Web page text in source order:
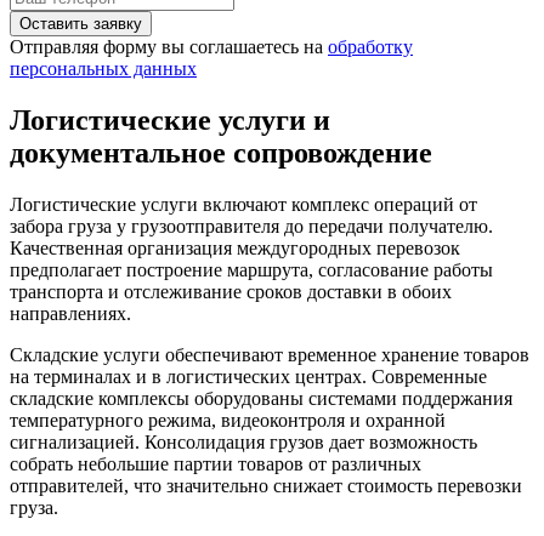
Оставить заявку
Отправляя форму вы соглашаетесь на обработку
персональных данных
Логистические услуги и
документальное сопровождение
Логистические услуги включают комплекс операций от
забора груза у грузоотправителя до передачи получателю.
Качественная организация междугородных перевозок
предполагает построение маршрута, согласование работы
транспорта и отслеживание сроков доставки в обоих
направлениях.
Складские услуги обеспечивают временное хранение товаров
на терминалах и в логистических центрах. Современные
складские комплексы оборудованы системами поддержания
температурного режима, видеоконтроля и охранной
сигнализацией. Консолидация грузов дает возможность
собрать небольшие партии товаров от различных
отправителей, что значительно снижает стоимость перевозки
груза.